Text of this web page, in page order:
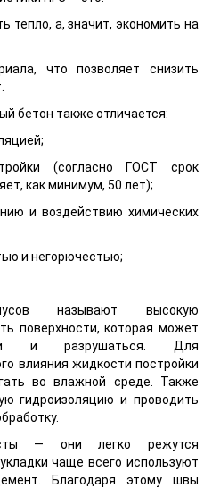
тепло, а, значит, экономить на
что позволяет снизить
бетон также отличается:
(согласно ГОСТ срок
как минимум, 50 лет);
и воздействию химических
и негорючестью;
называют высокую
поверхности, которая может
и разрушаться. Для
влияния жидкости постройки
во влажной среде. Также
гидроизоляцию и проводить
— они легко режутся
чаще всего используют
Благодаря этому швы